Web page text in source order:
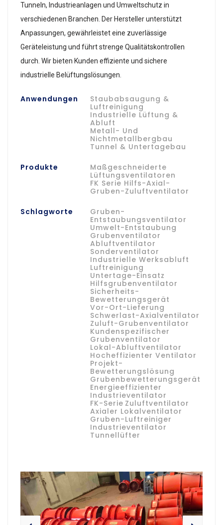
Tunneln, Industrieanlagen und Umweltschutz in
verschiedenen Branchen. Der Hersteller unterstützt
Anpassungen, gewährleistet eine zuverlässige
Geräteleistung und führt strenge Qualitätskontrollen
durch. Wir bieten Kunden effiziente und sichere
industrielle Belüftungslösungen.
Anwendungen
Staubabsaugung &
Luftreinigung
Industrielle Lüftung &
Abluft
Metall- Und
Nichtmetallbergbau
Tunnel & Untertagebau
Produkte
Maßgeschneiderte
Lüftungsventilatoren
FK Serie Hilfs-Axial-
Gruben-Zuluftventilator
Schlagworte
Gruben-
Entstaubungsventilator
Umwelt-Entstaubung
Grubenventilator
Abluftventilator
Sonderventilator
Industrielle Werksabluft
Luftreinigung
Untertage-Einsatz
Hilfsgrubenventilator
Sicherheits-
Bewetterungsgerät
Vor-Ort-Lieferung
Schwerlast-Axialventilator
Zuluft-Grubenventilator
Kundenspezifischer
Grubenventilator
Lokal-Abluftventilator
Hocheffizienter Ventilator
Projekt-
Bewetterungslösung
Grubenbewetterungsgerät
Energieeffizienter
Industrieventilator
FK-Serie Zuluftventilator
Axialer Lokalventilator
Gruben-Luftreiniger
Industrieventilator
Tunnellüfter